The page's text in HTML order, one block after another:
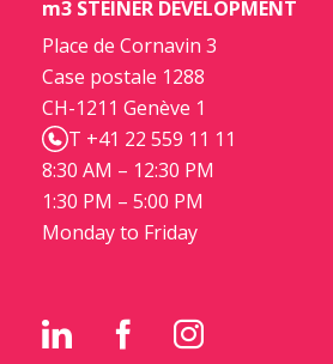
m3 STEINER DEVELOPMENT
Place de Cornavin 3
Case postale 1288
CH-1211 Genève 1
T +41 22 559 11 11
8:30 AM – 12:30 PM
1:30 PM – 5:00 PM
Monday to Friday